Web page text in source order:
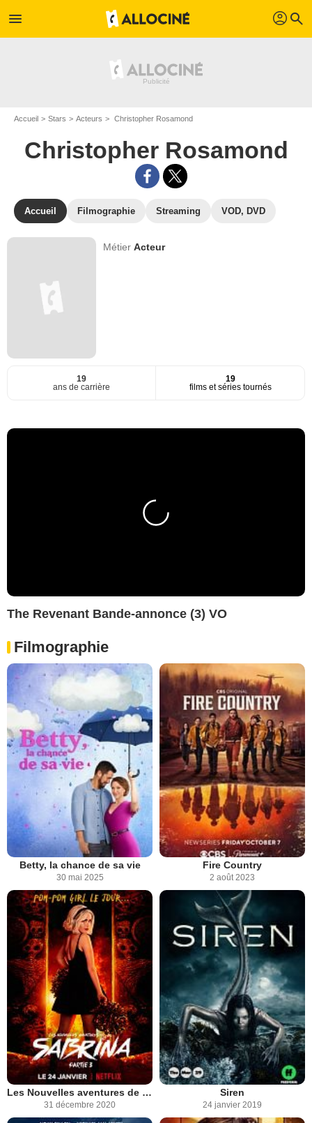
menu profil search
Accueil Stars Acteurs Christopher Rosamond
Christopher Rosamond
Accueil Filmographie Streaming VOD, DVD
MétierActeur
19
ans de carrière
19
films et séries tournés
The Revenant Bande-annonce (3) VO
Filmographie
Betty, la chance de sa vie
30 mai 2025
Fire Country
2 août 2023
Les Nouvelles aventures de Sabrina
31 décembre 2020
Siren
24 janvier 2019